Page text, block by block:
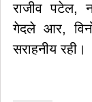
राजीव पटेल,
गेदले आर,
सराहनीय रही।